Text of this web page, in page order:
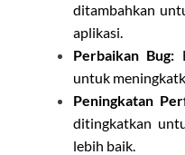
ditambahkan
aplikasi.
Perbaikan Bug:
untuk
Peningkatan
ditingkatkan
lebih baik.